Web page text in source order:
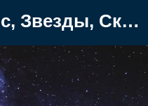
Скала, Разное, Туман Обои